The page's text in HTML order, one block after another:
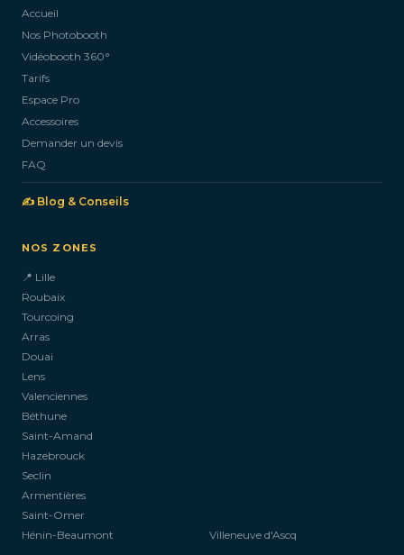
Accueil
Nos Photobooth
Vidéobooth 360°
Tarifs
Espace Pro
Accessoires
Demander un devis
FAQ
✍️ Blog & Conseils
NOS ZONES
📍 Lille
Roubaix
Tourcoing
Arras
Douai
Lens
Valenciennes
Béthune
Saint-Amand
Hazebrouck
Seclin
Armentières
Saint-Omer
Hénin-Beaumont
Villeneuve d'Ascq